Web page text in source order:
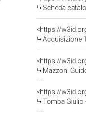
Scheda
<https://
Acquisizione
<https://
Mazzoni
<https://
Tomba Giulio